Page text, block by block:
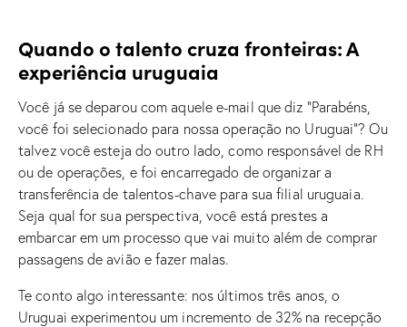
Quando o talento cruza fronteiras: A
experiência uruguaia
Você já se deparou com aquele e-mail que diz “Parabéns,
você foi selecionado para nossa operação no Uruguai”? Ou
talvez você esteja do outro lado, como responsável de RH
ou de operações, e foi encarregado de organizar a
transferência de talentos-chave para sua filial uruguaia.
Seja qual for sua perspectiva, você está prestes a
embarcar em um processo que vai muito além de comprar
passagens de avião e fazer malas.
Te conto algo interessante: nos últimos três anos, o
Uruguai experimentou um incremento de 32% na recepção